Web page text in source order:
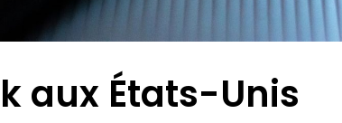
aux États-Unis